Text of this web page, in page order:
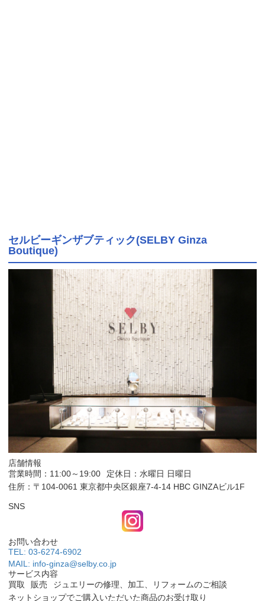
セルビーギンザブティック(SELBY Ginza
Boutique)
店舗情報
営業時間：11:00～19:00
定休日：水曜日 日曜日
住所：〒104-0061 東京都中央区銀座7-4-14 HBC GINZAビル1F
SNS
お問い合わせ
TEL: 03-6274-6902
MAIL: info-ginza@selby.co.jp
サービス内容
買取
販売
ジュエリーの修理、加工、リフォームのご相談
ネットショップでご購入いただいた商品のお受け取り